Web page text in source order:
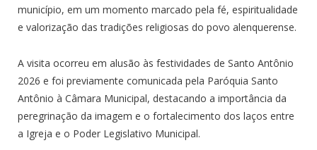
município, em um momento marcado pela fé, espiritualidade
e valorização das tradições religiosas do povo alenquerense.
A visita ocorreu em alusão às festividades de Santo Antônio
2026 e foi previamente comunicada pela Paróquia Santo
Antônio à Câmara Municipal, destacando a importância da
peregrinação da imagem e o fortalecimento dos laços entre
a Igreja e o Poder Legislativo Municipal.